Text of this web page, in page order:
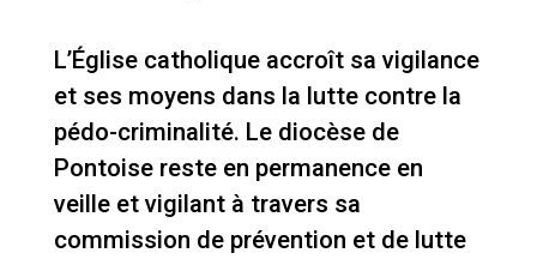
L’Église catholique accroît sa vigilance
et ses moyens dans la lutte contre la
pédo-criminalité. Le diocèse de
Pontoise reste en permanence en
veille et vigilant à travers sa
commission de prévention et de lutte